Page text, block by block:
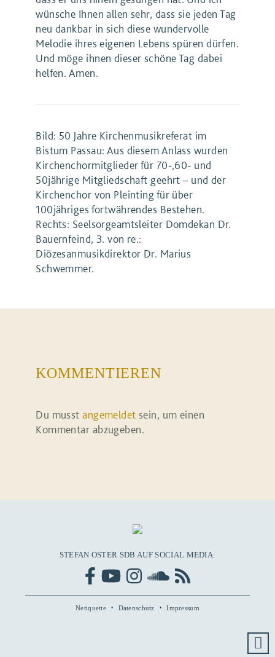
wünsche Ihnen allen sehr, dass sie jeden Tag
neu dankbar in sich diese wundervolle
Melodie ihres eigenen Lebens spüren dürfen.
Und möge ihnen dieser schöne Tag dabei
helfen. Amen.
Bild: 50 Jahre Kirchenmusikreferat im
Bistum Passau: Aus diesem Anlass wurden
Kirchenchormitglieder für 70-,60- und
50jährige Mitgliedschaft geehrt – und der
Kirchenchor von Pleinting für über
100jähriges fortwährendes Bestehen.
Rechts: Seelsorgeamtsleiter Domdekan Dr.
Bauernfeind, 3. von re.:
Diözesanmusikdirektor Dr. Marius
Schwemmer.
KOMMENTIEREN
Du musstangemeldet sein, um einen
Kommentar abzugeben.
STEFAN OSTER SDB AUF SOCIAL MEDIA:
Netiquette Datenschutz Impressum